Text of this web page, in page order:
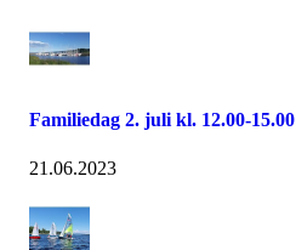
Familiedag 2. juli kl. 12.00-15.00
21.06.2023